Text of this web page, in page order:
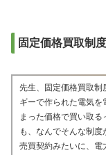
固定価格買取制
先生、固定価格買取
ギーで作られた電気
まった価格で買い取
も、なんでそんな制
売買契約みたいに、電